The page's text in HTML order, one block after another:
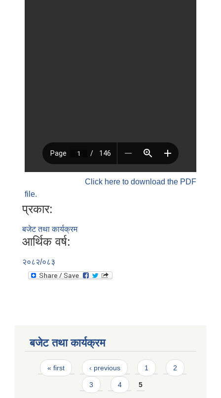
Click here to download the PDF
file.
प्रकार:
बजेट तथा कार्यक्रम
आर्थिक वर्ष:
२०८२/०८३
बजेट तथा कार्यक्रम
Pages
« first ‹ previous 1 2
3 4 5